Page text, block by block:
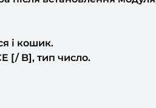
і кошик.
[/ B], тип число.